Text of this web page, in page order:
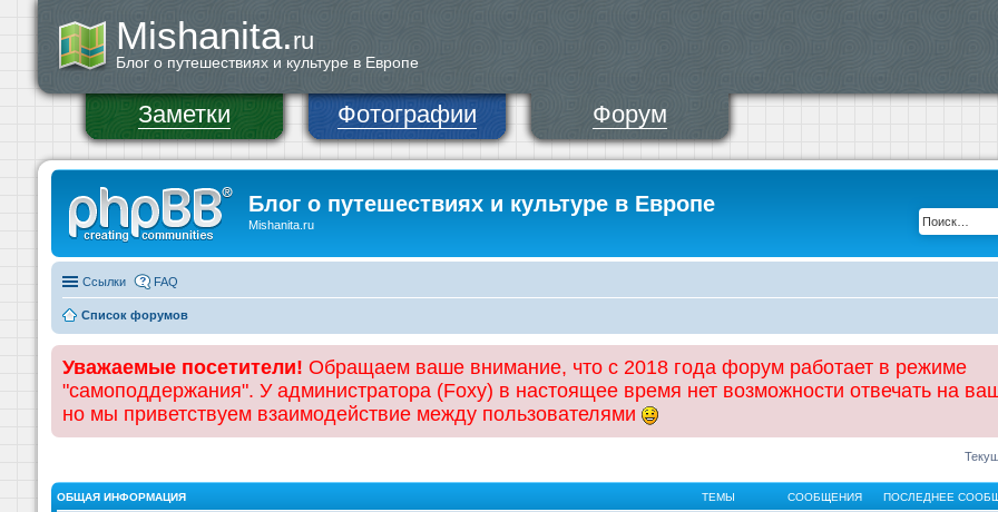
Mishanita.ru
Блог о путешествиях и культуре в Европе
Заметки Фотографии Форум
Блог о путешествиях и культуре в Европе
Mishanita.ru
Ссылки FAQ
Список форумов
Уважаемые посетители! Обращаем ваше внимание, что с 2018 года форум работает в режиме
"самоподдержания". У администратора (Foxy) в настоящее время нет возможности отвечать на
но мы приветствуем взаимодействие между пользователями
ОБЩАЯ ИНФОРМАЦИЯ ТЕМЫ СООБЩЕНИЯ ПОСЛЕДНЕЕ